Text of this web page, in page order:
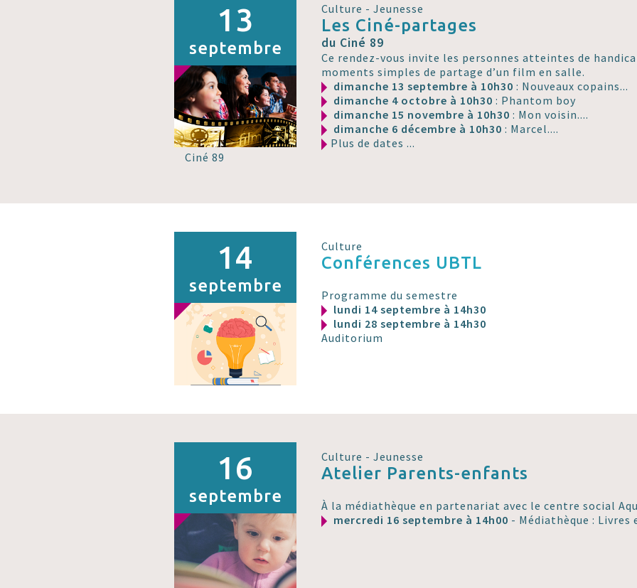
13
septembre
Culture - Jeunesse
Les Ciné-partages
du Ciné 89
Ce rendez-vous invite les personnes atteintes de
moments simples de partage d’un film en salle.
dimanche 13 septembre à 10h30: Nouveaux copains...
dimanche 4 octobre à 10h30: Phantom boy
dimanche 15 novembre à 10h30: Mon voisin....
dimanche 6 décembre à 10h30: Marcel....
Plus de dates ...
Ciné 89
14
septembre
Culture
Conférences UBTL
Programme du semestre
lundi 14 septembre à 14h30
lundi 28 septembre à 14h30
Auditorium
16
septembre
Culture - Jeunesse
Atelier Parents-enfants
À la médiathèque en partenariat avec le centre social
mercredi 16 septembre à 14h00 - Médiathèque : Livres